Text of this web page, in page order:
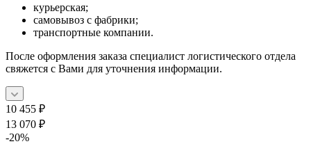
курьерская;
самовывоз с фабрики;
транспортные компании.
После оформления заказа специалист логистического отдела
свяжется с Вами для уточнения информации.
10 455 ₽
13 070 ₽
-20%